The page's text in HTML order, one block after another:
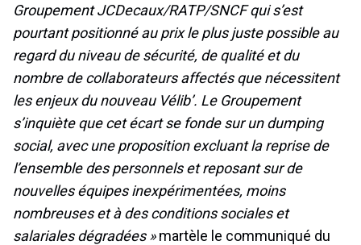
Groupement JCDecaux/RATP/SNCF qui s’est
pourtant positionné au prix le plus juste possible au
regard du niveau de sécurité, de qualité et du
nombre de collaborateurs affectés que nécessitent
les enjeux du nouveau Vélib’. Le Groupement
s’inquiète que cet écart se fonde sur un dumping
social, avec une proposition excluant la reprise de
l’ensemble des personnels et reposant sur de
nouvelles équipes inexpérimentées, moins
nombreuses et à des conditions sociales et
salariales dégradées »martèle le communiqué du